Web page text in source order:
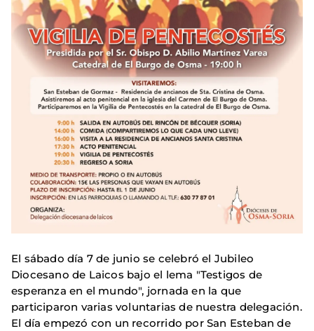
El sábado día 7 de junio se celebró el Jubileo
Diocesano de Laicos bajo el lema "Testigos de
esperanza en el mundo", jornada en la que
participaron varias voluntarias de nuestra delegación.
El día empezó con un recorrido por San Esteban de